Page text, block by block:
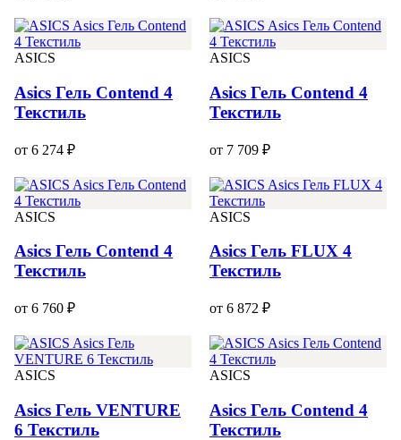
ASICS
Asics Гель Contend 4
Текстиль
от 6 274 ₽
ASICS
Asics Гель Contend 4
Текстиль
от 7 709 ₽
ASICS
Asics Гель Contend 4
Текстиль
от 6 760 ₽
ASICS
Asics Гель FLUX 4
Текстиль
от 6 872 ₽
ASICS
Asics Гель VENTURE
6 Текстиль
ASICS
Asics Гель Contend 4
Текстиль